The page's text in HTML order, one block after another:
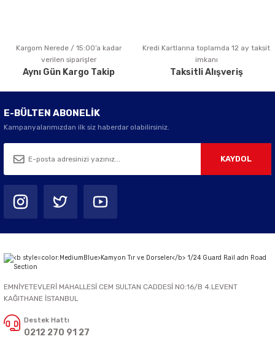
Gönder
Kargom Nerede / 15:00’a kadar
verilen siparişler
Aynı Gün Kargo Takip
Kredi Kartlarına toplamda 12 ay taksit
imkanı
Taksitli Alışveriş
E-BÜLTEN ABONELİK
Kampanyalarımızdan ilk siz haberdar olabilirsiniz.
KAYDOL
EMNİYETEVLERİ MAHALLESİ CEM SULTAN CADDESİ NO:16/B 4.LEVENT
KAĞITHANE İSTANBUL
Destek Hattı
0212 270 91 27